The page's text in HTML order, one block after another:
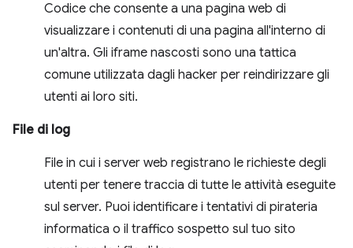
Codice che consente a una pagina web di
visualizzare i contenuti di una pagina all'interno di
un'altra. Gli iframe nascosti sono una tattica
comune utilizzata dagli hacker per reindirizzare gli
utenti ai loro siti.
File di log
File in cui i server web registrano le richieste degli
utenti per tenere traccia di tutte le attività eseguite
sul server. Puoi identificare i tentativi di pirateria
informatica o il traffico sospetto sul tuo sito